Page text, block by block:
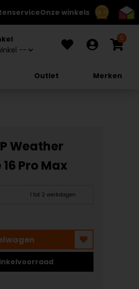
8.7
Onze winkels
0
Outlet Merken
Weather
Pro Max
1 tot 2 werkdagen